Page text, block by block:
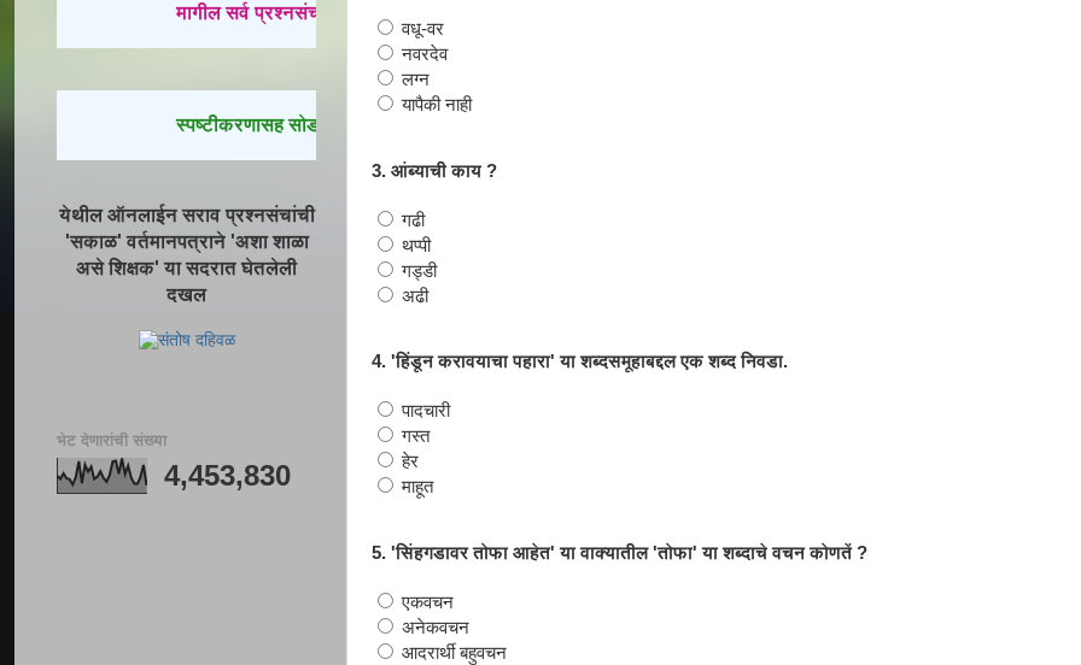
वधू-वर
नवरदेव
लग्न
यापैकी नाही
3. आंब्याची काय ?
गढी
थप्पी
गड्डी
अढी
4. 'हिंडून करावयाचा पहारा' या शब्दसमूहाबद्दल एक शब्द निवडा.
पादचारी
गस्त
हेर
माहूत
5. 'सिंहगडावर तोफा आहेत' या वाक्यातील 'तोफा' या शब्दाचे वचन कोणतें ?
एकवचन
अनेकवचन
आदरार्थी बहुवचन
मागील सर्व प्रश्नसंच सोडवण्यासाठी येथे क्लिक करा.
स्पष्टीकरणासह सोडवलेले प्रश्न पाहण्यासाठी येथे क्लिक करा.
येथील ऑनलाईन सराव प्रश्नसंचांची
'सकाळ' वर्तमानपत्राने 'अशा शाळा
असे शिक्षक' या सदरात घेतलेली
दखल
भेट देणारांची संख्या
4,453,830